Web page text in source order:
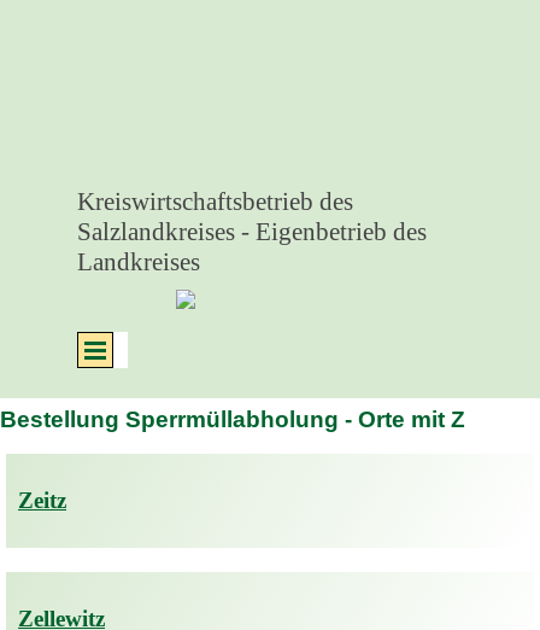
Kreiswirtschaftsbetrieb des
Salzlandkreises - Eigenbetrieb des
Landkreises
Menü überspringen
Bestellung Sperrmüllabholung - Orte mit Z
Zeitz
Zellewitz